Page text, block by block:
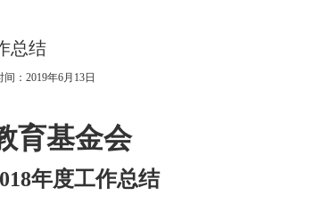
总结
：2019年6月13日
育基金会
年度工作总结